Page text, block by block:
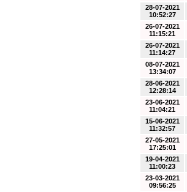
28-07-2021
10:52:27
26-07-2021
11:15:21
26-07-2021
11:14:27
08-07-2021
13:34:07
28-06-2021
12:28:14
23-06-2021
11:04:21
15-06-2021
11:32:57
27-05-2021
17:25:01
19-04-2021
11:00:23
23-03-2021
09:56:25